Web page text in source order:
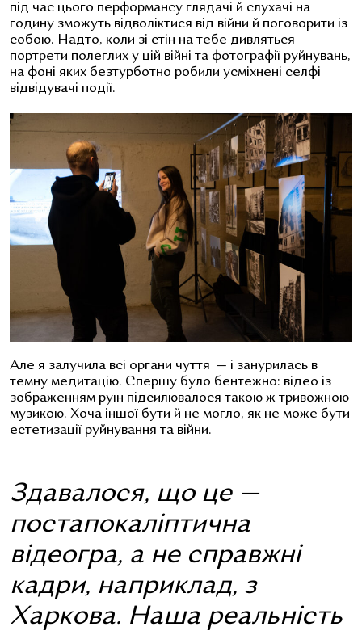
під час цього перформансу глядачі й слухачі на
годину зможуть відволіктися від війни й поговорити із
собою. Надто, коли зі стін на тебе дивляться
портрети полеглих у цій війні та фотографії руйнувань,
на фоні яких безтурботно робили усміхнені селфі
відвідувачі події.
Але я залучила всі органи чуття — і занурилась в
темну медитацію. Спершу було бентежно: відео із
зображенням руїн підсилювалося такою ж тривожною
музикою. Хоча іншої бути й не могло, як не може бути
естетизації руйнування та війни.
Здавалося, що це —
постапокаліптична
відеогра, а не справжні
кадри, наприклад, з
Харкова. Наша реальність